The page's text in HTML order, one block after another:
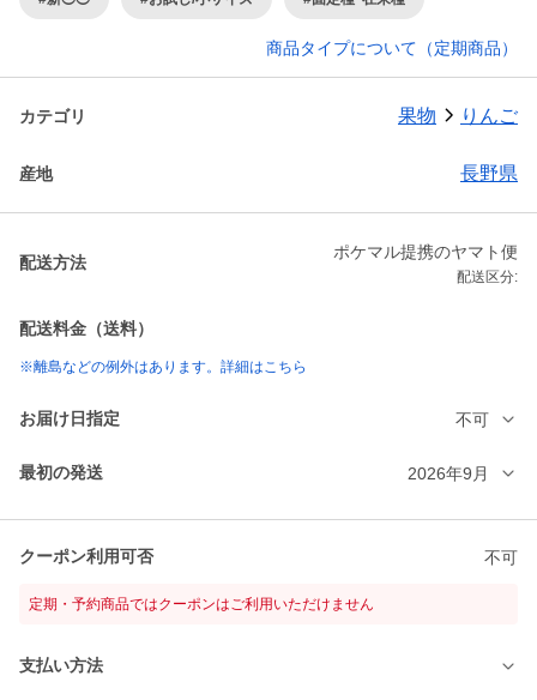
商品タイプについて（定期商品）
カテゴリ 果物 りんご
産地 長野県
配送方法
ポケマル提携のヤマト便
配送区分:
配送料金（送料）
※離島などの例外はあります。詳細はこちら
お届け日指定 不可
最初の発送 2026年9月
クーポン利用可否 不可
定期・予約商品ではクーポンはご利用いただけません
支払い方法